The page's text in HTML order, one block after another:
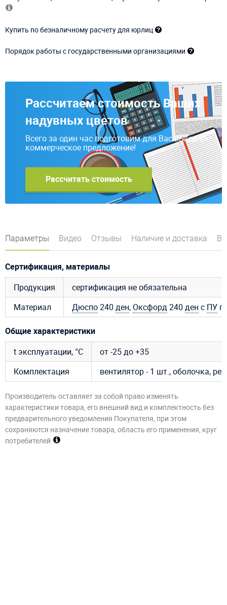
Купить по безналичному расчету для юрлиц
Порядок работы с государственными организациями
Рассчитаем стоимость Ваших
надувных цветов
Всего за один час подготовим для Вас выгодное
коммерческое предложение!
Рассчитать стоимость
Параметры Видео Отзывы Наличие и доставка
Сертификация, материалы
Продукция
сертификация не обязательна
Материал
Дюспо240 ден, Оксфорд240 ден с ПУ
Общие характеристики
t эксплуатации, °C
от -25 до +35
Комплектация
вентилятор - 1 шт., оболочка,
Производитель оставляет за собой право изменять
характеристики товара, его внешний вид и комплектность без
предварительного уведомления Покупателя, при этом
сохраняются назначение товара, область его применения, круг
потребителей